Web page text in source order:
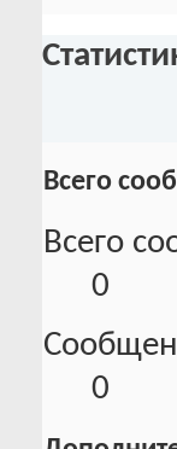
Всего
Всего
0
0